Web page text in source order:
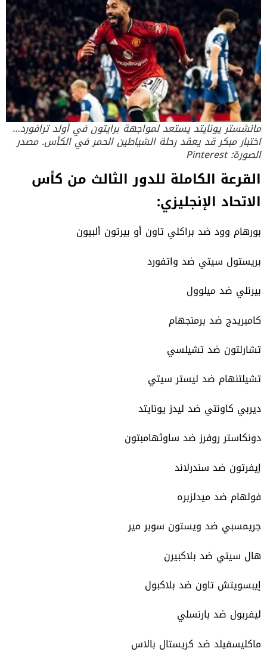
مانشستر يونايتد يستعد لمواجهة برايتون في أولد ترافورد…
اختبار مبكر قد يعقد رحلة الشياطين الحمر في الكأس. مصدر
الصورة: Pinterest
القرعة الكاملة للدور الثالث من كأس
الاتحاد الإنجليزي:
بورهام وود ضد براكلي تاون أو بيرتون ألبيون
بريستول سيتي ضد واتفورد
بيرنلي ضد ميلوول
كامبريدج ضد برمنجهام
تشارلتون ضد تشيلسي
تشيلتنهام ضد ليستر سيتي
ديربي كاونتي ضد ليدز يونايتد
دونكاستر روفرز ضد ساوثهامبتون
إيفرتون ضد سندرلاند
فولهام ضد ميدلزبره
جريمسبي ضد ويستون سوبر مير
هال سيتي ضد بلاكبيرن
إيبسويتش تاون ضد بلاكبول
ليفربول ضد بارنسلي
ماكليسفيلد ضد كريستال بالاس